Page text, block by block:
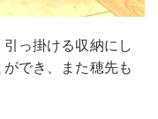
っ掛ける収納にし
でき、また穂先も